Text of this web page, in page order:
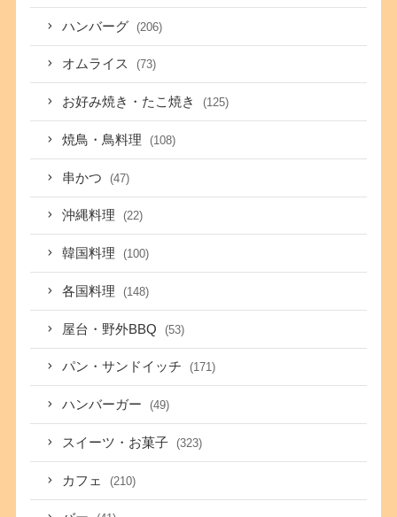
ハンバーグ (206)
オムライス (73)
お好み焼き・たこ焼き (125)
焼鳥・鳥料理 (108)
串かつ (47)
沖縄料理 (22)
韓国料理 (100)
各国料理 (148)
屋台・野外BBQ (53)
パン・サンドイッチ (171)
ハンバーガー (49)
スイーツ・お菓子 (323)
カフェ (210)